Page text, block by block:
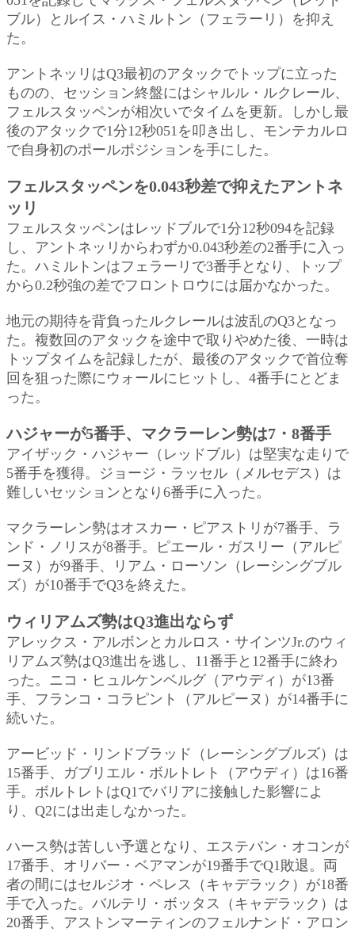
ブル）とルイス・ハミルトン（フェラーリ）を抑え
た。
アントネッリはQ3最初のアタックでトップに立った
ものの、セッション終盤にはシャルル・ルクレール、
フェルスタッペンが相次いでタイムを更新。しかし最
後のアタックで1分12秒051を叩き出し、モンテカルロ
で自身初のポールポジションを手にした。
フェルスタッペンを0.043秒差で抑えたアントネ
ッリ
フェルスタッペンはレッドブルで1分12秒094を記録
し、アントネッリからわずか0.043秒差の2番手に入っ
た。ハミルトンはフェラーリで3番手となり、トップ
から0.2秒強の差でフロントロウには届かなかった。
地元の期待を背負ったルクレールは波乱のQ3となっ
た。複数回のアタックを途中で取りやめた後、一時は
トップタイムを記録したが、最後のアタックで首位奪
回を狙った際にウォールにヒットし、4番手にとどま
った。
ハジャーが5番手、マクラーレン勢は7・8番手
アイザック・ハジャー（レッドブル）は堅実な走りで
5番手を獲得。ジョージ・ラッセル（メルセデス）は
難しいセッションとなり6番手に入った。
マクラーレン勢はオスカー・ピアストリが7番手、ラ
ンド・ノリスが8番手。ピエール・ガスリー（アルピ
ーヌ）が9番手、リアム・ローソン（レーシングブル
ズ）が10番手でQ3を終えた。
ウィリアムズ勢はQ3進出ならず
アレックス・アルボンとカルロス・サインツJr.のウィ
リアムズ勢はQ3進出を逃し、11番手と12番手に終わ
った。ニコ・ヒュルケンベルグ（アウディ）が13番
手、フランコ・コラピント（アルピーヌ）が14番手に
続いた。
アービッド・リンドブラッド（レーシングブルズ）は
15番手、ガブリエル・ボルトレト（アウディ）は16番
手。ボルトレトはQ1でバリアに接触した影響によ
り、Q2には出走しなかった。
ハース勢は苦しい予選となり、エステバン・オコンが
17番手、オリバー・ベアマンが19番手でQ1敗退。両
者の間にはセルジオ・ペレス（キャデラック）が18番
手で入った。バルテリ・ボッタス（キャデラック）は
20番手、アストンマーティンのフェルナンド・アロン